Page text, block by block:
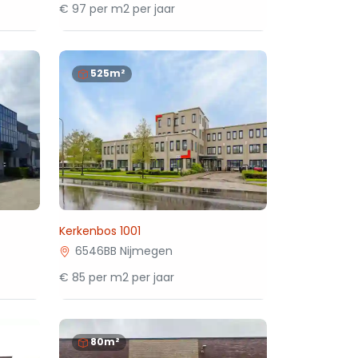
€ 97 per m2 per jaar
525m²
Kerkenbos 1001
6546BB Nijmegen
€ 85 per m2 per jaar
80m²